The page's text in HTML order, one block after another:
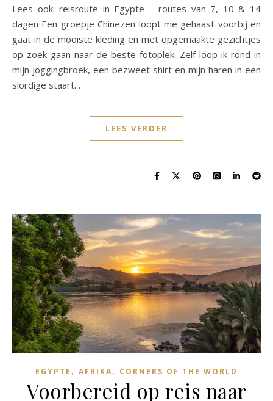
Lees ook: reisroute in Egypte – routes van 7, 10 & 14
dagen Een groepje Chinezen loopt me gehaast voorbij en
gaat in de mooiste kleding en met opgemaakte gezichtjes
op zoek gaan naar de beste fotoplek. Zelf loop ik rond in
mijn joggingbroek, een bezweet shirt en mijn haren in een
slordige staart.…
LEES VERDER
EGYPTE , AFRIKA, CORNERS OF THE WORLD
Voorbereid op reis naar